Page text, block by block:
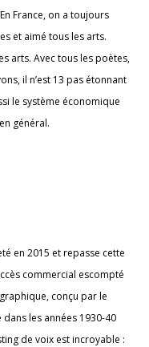
France, on a toujours
et aimé tous les arts.
arts. Avec tous les poètes,
il n’est 13 pas étonnant
le système économique
général.
en 2015 et repasse cette
commercial escompté
conçu par le
les années 1930-40
de voix est incroyable :